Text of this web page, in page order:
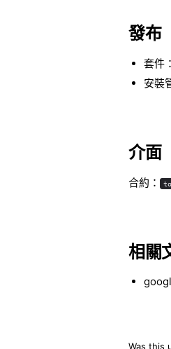
發布
套件：
安裝
介面
合約：
相關
Was this